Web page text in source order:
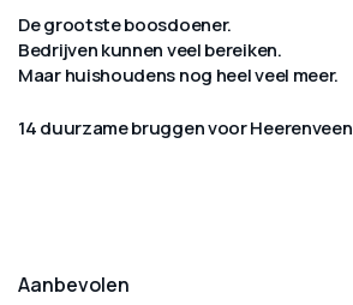
De grootste boosdoener.
Bedrijven kunnen veel bereiken.
Maar huishoudens nog heel veel meer.
14 duurzame bruggen voor Heerenveen
Aanbevolen